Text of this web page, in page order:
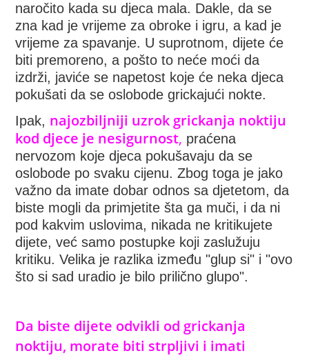
naročito kada su djeca mala. Dakle, da se
zna kad je vrijeme za obroke i igru, a kad je
vrijeme za spavanje. U suprotnom, dijete će
biti premoreno, a pošto to neće moći da
izdrži, javiće se napetost koje će neka djeca
pokušati da se oslobode grickajući nokte.
Ipak, najozbiljniji uzrok grickanja noktiju
kod djece je nesigurnost, praćena
nervozom koje djeca pokušavaju da se
oslobode po svaku cijenu. Zbog toga je jako
važno da imate dobar odnos sa djetetom, da
biste mogli da primjetite šta ga muči, i da ni
pod kakvim uslovima, nikada ne kritikujete
dijete, već samo postupke koji zaslužuju
kritiku. Velika je razlika između "glup si" i "ovo
što si sad uradio je bilo prilično glupo".
Da biste dijete odvikli od grickanja
noktiju, morate biti strpljivi i imati